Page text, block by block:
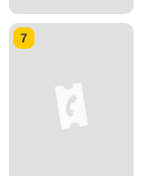
7